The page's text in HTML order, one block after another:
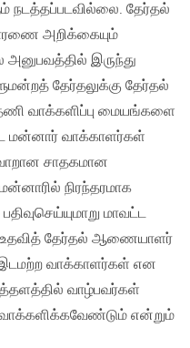
நடத்தப்படவில்லை. தேர்தல்
அறிக்கையும்
அனுபவத்தில் இருந்து
தேர்தலுக்கு தேர்தல்
வாக்களிப்பு மையங்களை
மன்னார் வாக்காளர்கள்
சாதகமான
நிரந்தரமாக
மாவட்ட
தேர்தல் ஆணையாளர்
இடமற்ற வாக்காளர்கள் என
வாழ்பவர்கள்
என்றும்